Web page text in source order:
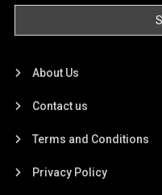
About Us
Contact us
Terms and Conditions
Privacy Policy